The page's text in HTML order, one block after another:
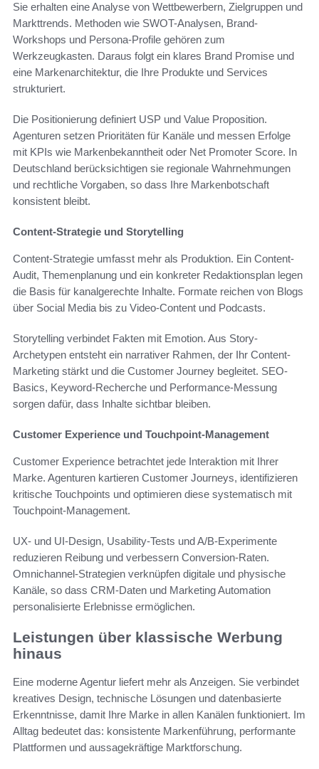
Sie erhalten eine Analyse von Wettbewerbern, Zielgruppen und
Markttrends. Methoden wie SWOT-Analysen, Brand-
Workshops und Persona-Profile gehören zum
Werkzeugkasten. Daraus folgt ein klares Brand Promise und
eine Markenarchitektur, die Ihre Produkte und Services
strukturiert.
Die Positionierung definiert USP und Value Proposition.
Agenturen setzen Prioritäten für Kanäle und messen Erfolge
mit KPIs wie Markenbekanntheit oder Net Promoter Score. In
Deutschland berücksichtigen sie regionale Wahrnehmungen
und rechtliche Vorgaben, so dass Ihre Markenbotschaft
konsistent bleibt.
Content-Strategie und Storytelling
Content-Strategie umfasst mehr als Produktion. Ein Content-
Audit, Themenplanung und ein konkreter Redaktionsplan legen
die Basis für kanalgerechte Inhalte. Formate reichen von Blogs
über Social Media bis zu Video-Content und Podcasts.
Storytelling verbindet Fakten mit Emotion. Aus Story-
Archetypen entsteht ein narrativer Rahmen, der Ihr Content-
Marketing stärkt und die Customer Journey begleitet. SEO-
Basics, Keyword-Recherche und Performance-Messung
sorgen dafür, dass Inhalte sichtbar bleiben.
Customer Experience und Touchpoint-Management
Customer Experience betrachtet jede Interaktion mit Ihrer
Marke. Agenturen kartieren Customer Journeys, identifizieren
kritische Touchpoints und optimieren diese systematisch mit
Touchpoint-Management.
UX- und UI-Design, Usability-Tests und A/B-Experimente
reduzieren Reibung und verbessern Conversion-Raten.
Omnichannel-Strategien verknüpfen digitale und physische
Kanäle, so dass CRM-Daten und Marketing Automation
personalisierte Erlebnisse ermöglichen.
Leistungen über klassische Werbung
hinaus
Eine moderne Agentur liefert mehr als Anzeigen. Sie verbindet
kreatives Design, technische Lösungen und datenbasierte
Erkenntnisse, damit Ihre Marke in allen Kanälen funktioniert. Im
Alltag bedeutet das: konsistente Markenführung, performante
Plattformen und aussagekräftige Marktforschung.